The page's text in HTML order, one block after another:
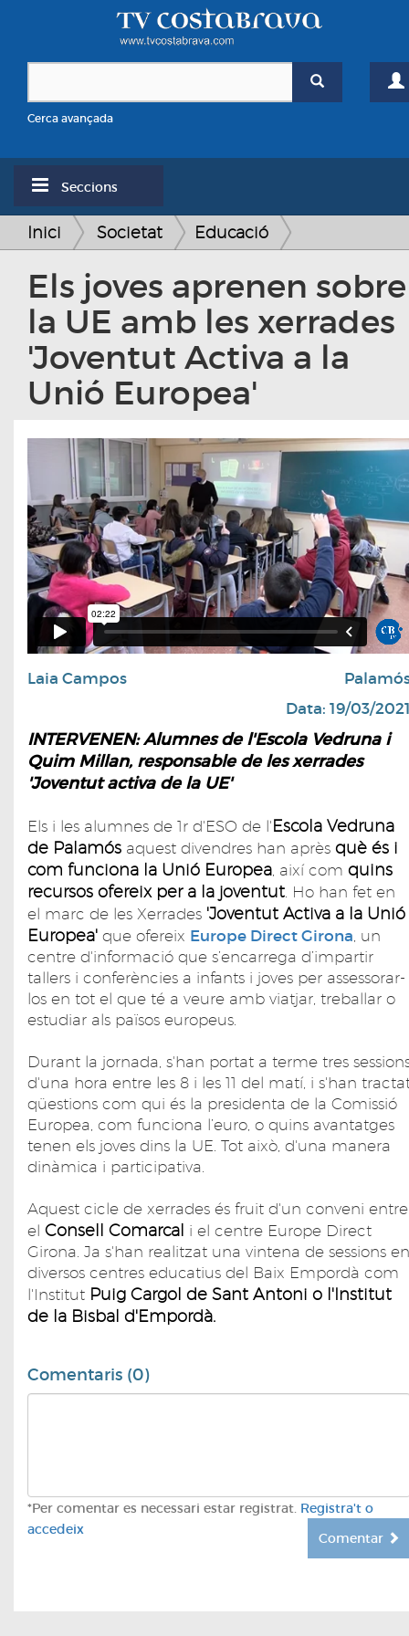
Cerca avançada
Seccions
Inici Societat Educació
Els joves aprenen sobre
la UE amb les xerrades
'Joventut Activa a la
Unió Europea'
Laia Campos
Data: 19/03/
INTERVENEN: Alumnes de l'Escola Vedruna i
Quim Millan, responsable de les xerrades
'Joventut activa de la UE'
Els i les alumnes de 1r d'ESO de l'Escola Vedruna
de Palamós aquest divendres han après què és i
com funciona la Unió Europea , així com quins
recursos ofereix per a la joventut . Ho han fet en
el marc de les Xerrades 'Joventut Activa a la Unió
Europea' que ofereix Europe Direct Girona , un
centre d'informació que s’encarrega d’impartir
tallers i conferències a infants i joves per assessorar-
los en tot el que té a veure amb viatjar, treballar o
estudiar als països europeus.
Durant la jornada, s'han portat a terme tres
d'una hora entre les 8 i les 11 del matí, i s'han
qüestions com qui és la presidenta de la Comissió
Europea, com funciona l’euro, o quins avantatges
tenen els joves dins la UE. Tot això, d'una manera
dinàmica i participativa.
Aquest cicle de xerrades és fruit d'un conveni entre
el Consell Comarcal i el centre Europe Direct
Girona. Ja s'han realitzat una vintena de sessions en
diversos centres educatius del Baix Empordà com
l'Institut Puig Cargol de Sant Antoni o l'Institut
de la Bisbal d'Empordà.
Comentaris (0)
*Per comentar es necessari estar registrat. Registra't o
accedeix
Comentar